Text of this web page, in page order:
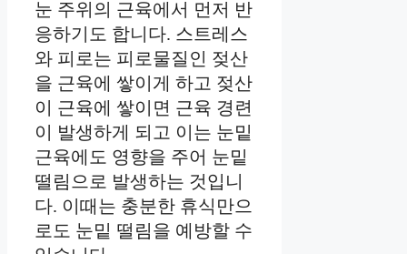
눈 주위의 근육에서 먼저 반
응하기도 합니다. 스트레스
와 피로는 피로물질인 젖산
을 근육에 쌓이게 하고 젖산
이 근육에 쌓이면 근육 경련
이 발생하게 되고 이는 눈밑
근육에도 영향을 주어 눈밑
떨림으로 발생하는 것입니
다. 이때는 충분한 휴식만으
로도 눈밑 떨림을 예방할 수